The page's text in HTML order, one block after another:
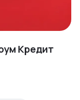
Кредит